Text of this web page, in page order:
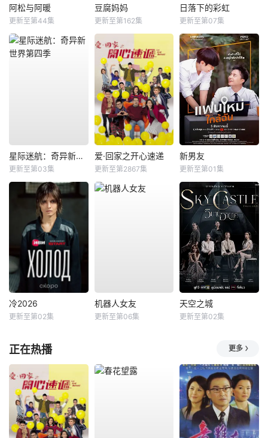
阿松与阿暖
更新至第44集
豆腐妈妈
更新至第162集
日落下的彩虹
更新至第07集
星际迷航：奇异新世界第四季
更新至第03集
爱·回家之开心速递
更新至第2867集
新男友
更新至第01集
冷2026
更新至第02集
机器人女友
更新至第06集
天空之城
更新至第02集
正在热播 更多